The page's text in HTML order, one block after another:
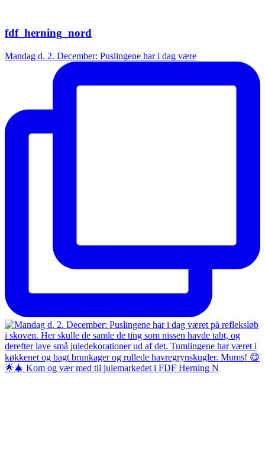
fdf_herning_nord
Mandag d. 2. December: Puslingene har i dag være
🌟🎄 Kom og vær med til julemarkedet i FDF Herning N